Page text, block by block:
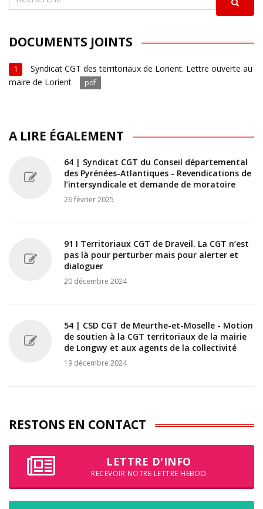
DOCUMENTS JOINTS
1
Syndicat CGT des territoriaux de Lorient. Lettre ouverte au
maire de Lorient
pdf
A LIRE ÉGALEMENT
64 | Syndicat CGT du Conseil départemental
des Pyrénées-Atlantiques - Revendications de
l’intersyndicale et demande de moratoire
26 février 2025
91 I Territoriaux CGT de Draveil. La CGT n’est
pas là pour perturber mais pour alerter et
dialoguer
20 décembre 2024
54 | CSD CGT de Meurthe-et-Moselle - Motion
de soutien à la CGT territoriaux de la mairie
de Longwy et aux agents de la collectivité
19 décembre 2024
RESTONS EN CONTACT
LETTRE D'INFO
RECEVOIR NOTRE LETTRE HEBDO